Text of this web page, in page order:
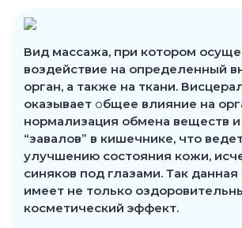
Вид массажа, при котором
воздействие на определенный
орган, а также на ткани.
оказывает общее влияние на
нормализация обмена веществ и
“завалов” в кишечнике, что
улучшению состояния кожи,
синяков под глазами. Так
имеет не только
косметический эффект.